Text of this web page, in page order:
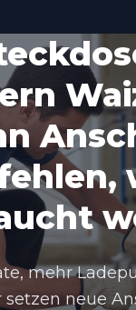
mehr
neue